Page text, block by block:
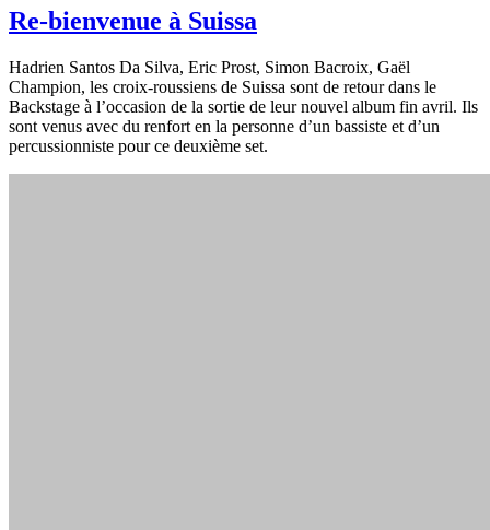
Re-bienvenue à Suissa
Hadrien Santos Da Silva, Eric Prost, Simon Bacroix, Gaël
Champion, les croix-roussiens de Suissa sont de retour dans le
Backstage à l’occasion de la sortie de leur nouvel album fin avril. Ils
sont venus avec du renfort en la personne d’un bassiste et d’un
percussionniste pour ce deuxième set.